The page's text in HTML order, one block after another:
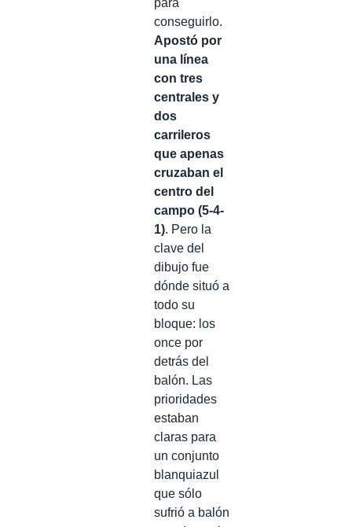
para
conseguirlo.
Apostó por
una línea
con tres
centrales y
dos
carrileros
que apenas
cruzaban el
centro del
campo (5-4-
1). Pero la
clave del
dibujo fue
dónde situó a
todo su
bloque: los
once por
detrás del
balón. Las
prioridades
estaban
claras para
un conjunto
blanquiazul
que sólo
sufrió a balón